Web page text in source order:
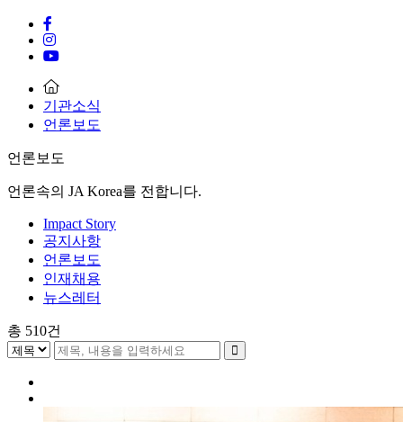
기관소식
언론보도
언론보도
언론속의 JA Korea를 전합니다.
Impact Story
공지사항
언론보도
인재채용
뉴스레터
총 510건